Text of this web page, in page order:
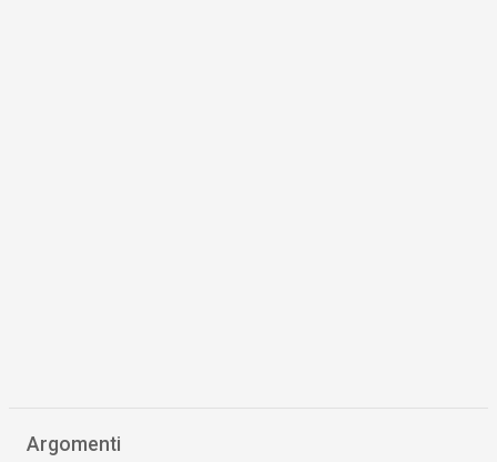
Argomenti